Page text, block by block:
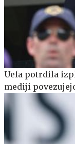
Uefa potrdila
mediji